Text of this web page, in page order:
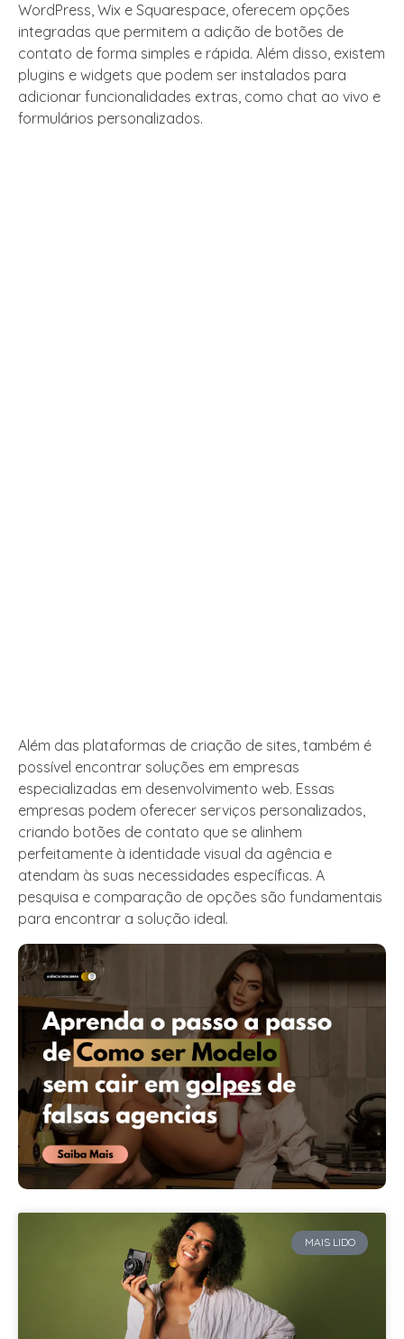
WordPress, Wix e Squarespace, oferecem opções
integradas que permitem a adição de botões de
contato de forma simples e rápida. Além disso, existem
plugins e widgets que podem ser instalados para
adicionar funcionalidades extras, como chat ao vivo e
formulários personalizados.
Além das plataformas de criação de sites, também é
possível encontrar soluções em empresas
especializadas em desenvolvimento web. Essas
empresas podem oferecer serviços personalizados,
criando botões de contato que se alinhem
perfeitamente à identidade visual da agência e
atendam às suas necessidades específicas. A
pesquisa e comparação de opções são fundamentais
para encontrar a solução ideal.
MAIS LIDO